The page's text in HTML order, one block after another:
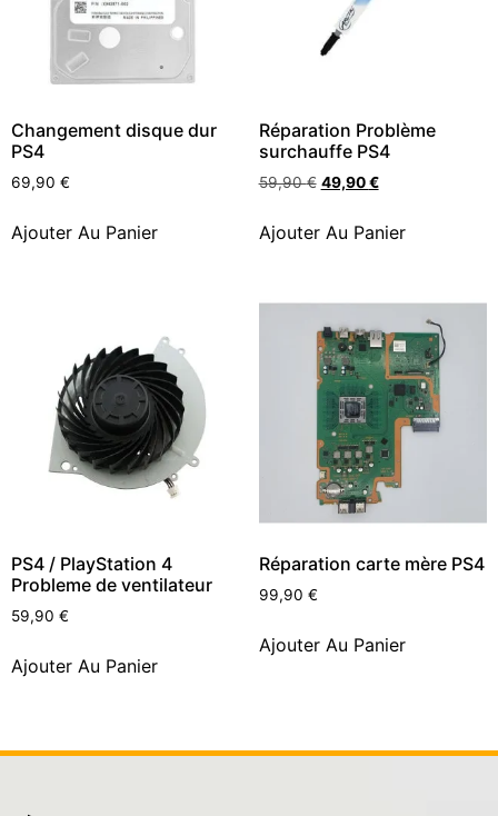
Changement disque dur
PS4
69,90 €
Ajouter Au Panier
Réparation Problème
surchauffe PS4
59,90€ 49,90€
Ajouter Au Panier
PS4 / PlayStation 4
Probleme de ventilateur
59,90 €
Ajouter Au Panier
Réparation carte mère PS4
99,90 €
Ajouter Au Panier